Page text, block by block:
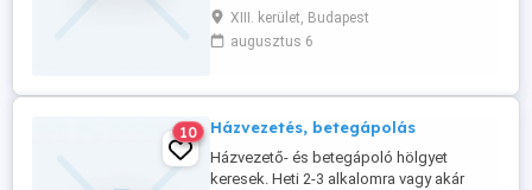
Budapesten és környékén végzett
nyílászáró-beépítési munkákhoz keresünk
tapasztalt nyílászáró-beépítőt vagy
kínálunk: Munkaidő: hétfőtől péntekig
Reggel 7:00-tól délután 16:00-ig Fizetés:
napi 25 000 30 000 Ft, ...
XIII. kerület, Budapest
augusztus 6
10 Házvezetés, betegápolás
Házvezető- és betegápoló hölgyet
keresek. Heti 2-3 alkalomra vagy akár